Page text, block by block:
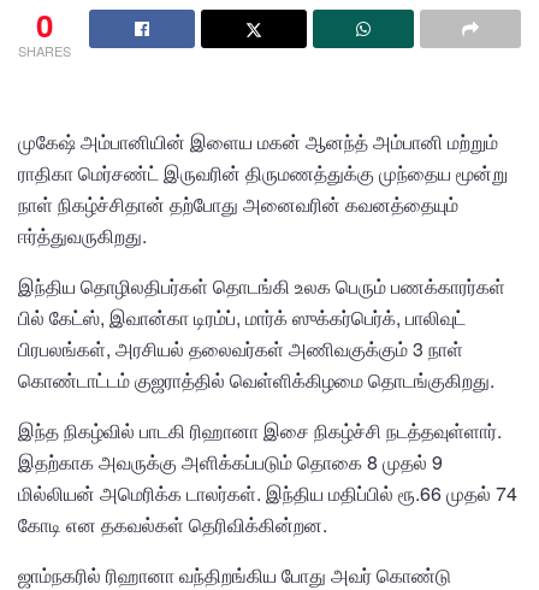
0
SHARES
முகேஷ் அம்பானியின் இளைய மகன் ஆனந்த் அம்பானி மற்றும்
ராதிகா மெர்சண்ட் இருவரின் திருமணத்துக்கு முந்தைய மூன்று
நாள் நிகழ்ச்சிதான் தற்போது அனைவரின் கவனத்தையும்
ஈர்த்துவருகிறது.
இந்திய தொழிலதிபர்கள் தொடங்கி உலக பெரும் பணக்காரர்கள்
பில் கேட்ஸ், இவான்கா டிரம்ப், மார்க் ஸுக்கர்பெர்க், பாலிவுட்
பிரபலங்கள், அரசியல் தலைவர்கள் அணிவகுக்கும் 3 நாள்
கொண்டாட்டம் குஜராத்தில் வெள்ளிக்கிழமை தொடங்குகிறது.
இந்த நிகழ்வில் பாடகி ரிஹானா இசை நிகழ்ச்சி நடத்தவுள்ளார்.
இதற்காக அவருக்கு அளிக்கப்படும் தொகை 8 முதல் 9
மில்லியன் அமெரிக்க டாலர்கள். இந்திய மதிப்பில் ரூ.66 முதல் 74
கோடி என தகவல்கள் தெரிவிக்கின்றன.
ஜாம்நகரில் ரிஹானா வந்திறங்கிய போது அவர் கொண்டு